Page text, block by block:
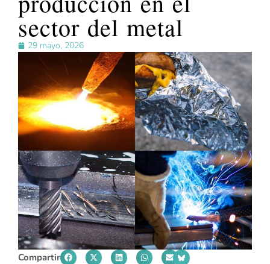
sector del metal
29 mayo, 2026
Compartir